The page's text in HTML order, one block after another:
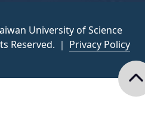
University of Science
Reserved. ｜ Privacy Policy